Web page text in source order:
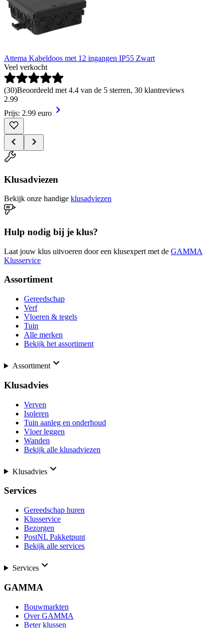
Attema Kabeldoos met 12 ingangen IP55 Zwart
Veel verkocht
(30)Beoordeeld met 4.4 van de 5 sterren, 30 klantreviews
2.99
Prijs: 2.99 euro
Klusadviezen
Bekijk onze handige klusadviezen
Hulp nodig bij je klus?
Laat jouw klus uitvoeren door een klusexpert met de GAMMA
Klusservice
Assortiment
Gereedschap
Verf
Vloeren & tegels
Tuin
Alle merken
Bekijk het assortiment
Assortiment
Klusadvies
Verven
Isoleren
Tuin aanleg en onderhoud
Vloer leggen
Wanden
Bekijk alle klusadviezen
Klusadvies
Services
Gereedschap huren
Klusservice
Bezorgen
PostNL Pakketpunt
Bekijk alle services
Services
GAMMA
Bouwmarkten
Over GAMMA
Beter klussen